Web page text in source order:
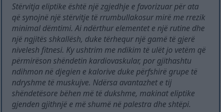
Stërvitja eliptike është një zgjedhje e favorizuar për ata
që synojnë një stërvitje të rrumbullakosur mirë me rrezik
minimal dëmtimi. Ai ndërthur elementet e një rutine dhe
një ngjitës shkallësh, duke tërhequr një gamë të gjerë
nivelesh fitnesi. Ky ushtrim me ndikim të ulët jo vetëm që
përmirëson shëndetin kardiovaskular, por gjithashtu
ndihmon në djegien e kalorive duke përfshirë grupe të
ndryshme të muskujve. Ndërsa avantazhet e tij
shëndetësore bëhen më të dukshme, makinat eliptike
gjenden gjithnjë e më shumë në palestra dhe shtëpi.